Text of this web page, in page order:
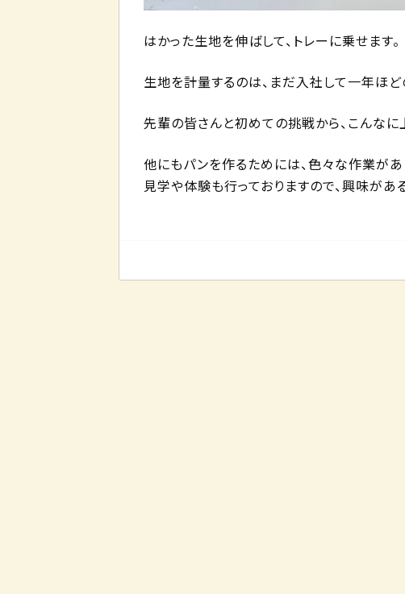
はかった生地を伸ばして、トレーに乗せます。
生地を計量するのは、まだ入社して一年ほど
先輩の皆さんと初めての挑戦から、こんなに
他にもパンを作るためには、色々な作業があ
見学や体験も行っておりますので、興味があ